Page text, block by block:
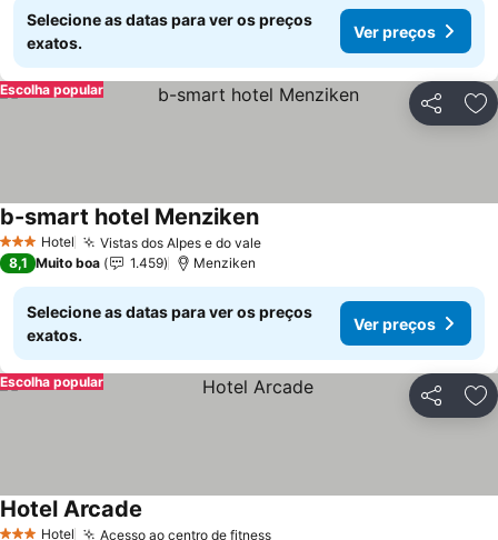
Selecione as datas para ver os preços
exatos.
Ver preços
Partilhar
Escolha popular
3 EstrelasHotel Vistas dos Alpes e do vale
b-smart hotel Menziken
8,1 Muito boa 1.459 Menziken
Selecione as datas para ver os preços
exatos.
Ver preços
Partilhar
Escolha popular
Hotel Acesso ao centro de fitness
Hotel Arcade